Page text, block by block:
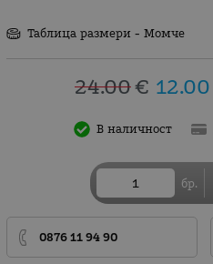
Таблица размери - Момче
24.00€ 12.00
В наличност
бр.
0876 11 94 90